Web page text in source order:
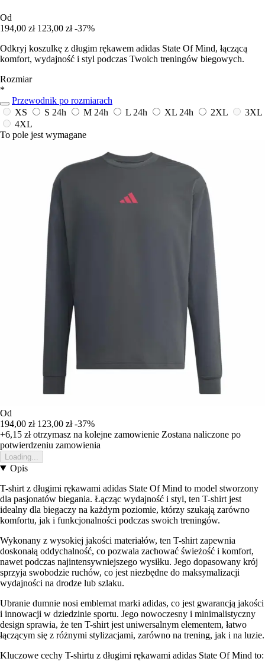
Od
194,00 zł 123,00 zł -37%
Odkryj koszulkę z długim rękawem adidas State Of Mind, łączącą
komfort, wydajność i styl podczas Twoich treningów biegowych.
Rozmiar
*
Przewodnik po rozmiarach
XS
S 24h M 24h L 24h XL 24h 2XL
3XL
4XL
To pole jest wymagane
Od
194,00 zł 123,00 zł -37%
+6,15 złotrzymasz na kolejne zamowienie Zostana naliczone po
potwierdzeniu zamowienia
Loading...
Opis
T-shirt z długimi rękawami adidas State Of Mind to model stworzony
dla pasjonatów biegania. Łącząc wydajność i styl, ten T-shirt jest
idealny dla biegaczy na każdym poziomie, którzy szukają zarówno
komfortu, jak i funkcjonalności podczas swoich treningów.
Wykonany z wysokiej jakości materiałów, ten T-shirt zapewnia
doskonałą oddychalność, co pozwala zachować świeżość i komfort,
nawet podczas najintensywniejszego wysiłku. Jego dopasowany krój
sprzyja swobodzie ruchów, co jest niezbędne do maksymalizacji
wydajności na drodze lub szlaku.
Ubranie dumnie nosi emblemat marki adidas, co jest gwarancją jakości
i innowacji w dziedzinie sportu. Jego nowoczesny i minimalistyczny
design sprawia, że ten T-shirt jest uniwersalnym elementem, łatwo
łączącym się z różnymi stylizacjami, zarówno na trening, jak i na luzie.
Kluczowe cechy T-shirtu z długimi rękawami adidas State Of Mind to: